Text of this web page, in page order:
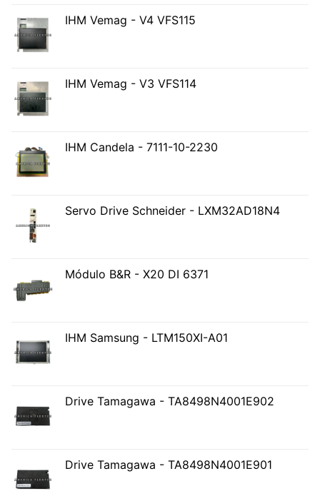
IHM Vemag - V4 VFS115
IHM Vemag - V3 VFS114
IHM Candela - 7111-10-2230
Servo Drive Schneider - LXM32AD18N4
Módulo B&R - X20 DI 6371
IHM Samsung - LTM150XI-A01
Drive Tamagawa - TA8498N4001E902
Drive Tamagawa - TA8498N4001E901